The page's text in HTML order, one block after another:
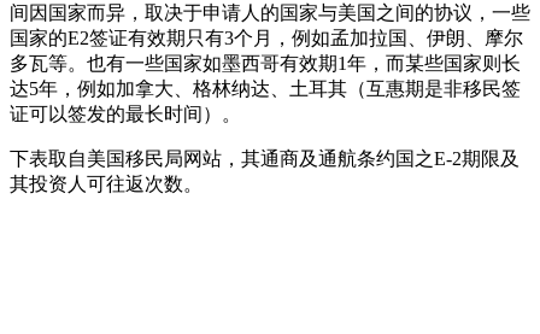
间因国家而异，取决于申请人的国家与美国之间的协议，一些
国家的E2签证有效期只有3个月，例如孟加拉国、伊朗、摩尔
多瓦等。也有一些国家如墨西哥有效期1年，而某些国家则长
达5年，例如加拿大、格林纳达、土耳其（互惠期是非移民签
证可以签发的最长时间）。
下表取自美国移民局网站，其通商及通航条约国之E-2期限及
其投资人可往返次数。